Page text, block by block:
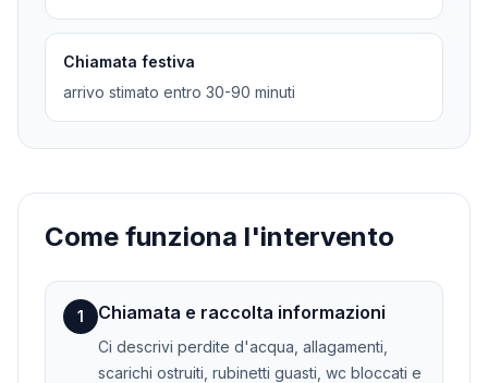
Chiamata festiva
arrivo stimato entro 30-90 minuti
Come funziona l'intervento
1 Chiamata e raccolta informazioni
Ci descrivi perdite d'acqua, allagamenti,
scarichi ostruiti, rubinetti guasti, wc bloccati e